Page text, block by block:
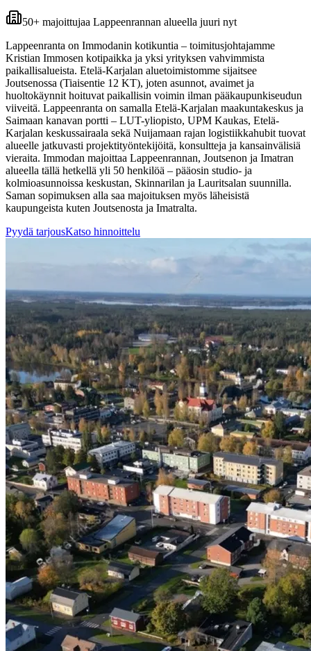
50+ majoittujaa Lappeenrannan alueella juuri nyt
Lappeenranta on Immodanin kotikuntia – toimitusjohtajamme
Kristian Immosen kotipaikka ja yksi yrityksen vahvimmista
paikallisalueista. Etelä-Karjalan aluetoimistomme sijaitsee
Joutsenossa (Tiaisentie 12 KT), joten asunnot, avaimet ja
huoltokäynnit hoituvat paikallisin voimin ilman pääkaupunkiseudun
viiveitä. Lappeenranta on samalla Etelä-Karjalan maakuntakeskus ja
Saimaan kanavan portti – LUT-yliopisto, UPM Kaukas, Etelä-
Karjalan keskussairaala sekä Nuijamaan rajan logistiikkahubit tuovat
alueelle jatkuvasti projektityöntekijöitä, konsultteja ja kansainvälisiä
vieraita. Immodan majoittaa Lappeenrannan, Joutsenon ja Imatran
alueella tällä hetkellä yli 50 henkilöä – pääosin studio- ja
kolmioasunnoissa keskustan, Skinnarilan ja Lauritsalan suunnilla.
Saman sopimuksen alla saa majoituksen myös läheisistä
kaupungeista kuten Joutsenosta ja Imatralta.
Pyydä tarjousKatso hinnoittelu